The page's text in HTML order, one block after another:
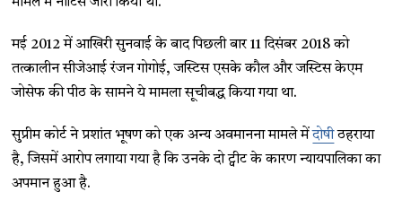
मामले में नोटिस जारी किया था.
मई 2012 में आखिरी सुनवाई के बाद पिछली बार 11 दिसंबर 2018 को
तत्कालीन सीजेआई रंजन गोगोई, जस्टिस एसके कौल और जस्टिस केएम
जोसेफ की पीठ के सामने ये मामला सूचीबद्ध किया गया था.
सुप्रीम कोर्ट ने प्रशांत भूषण को एक अन्य अवमानना मामले मेंदोषीठहराया
है, जिसमें आरोप लगाया गया है कि उनके दो ट्वीट के कारण न्यायपालिका का
अपमान हुआ है.